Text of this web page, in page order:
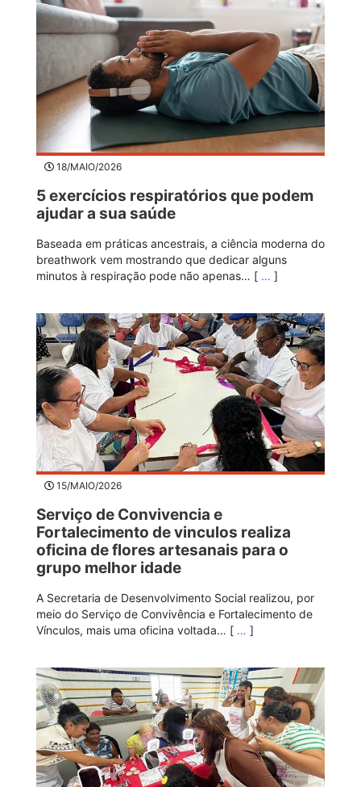
18/MAIO/2026
5 exercícios respiratórios que podem
ajudar a sua saúde
Baseada em práticas ancestrais, a ciência moderna do
breathwork vem mostrando que dedicar alguns
minutos à respiração pode não apenas… [ … ]
15/MAIO/2026
Serviço de Convivencia e
Fortalecimento de vinculos realiza
oficina de flores artesanais para o
grupo melhor idade
A Secretaria de Desenvolvimento Social realizou, por
meio do Serviço de Convivência e Fortalecimento de
Vínculos, mais uma oficina voltada… [ … ]